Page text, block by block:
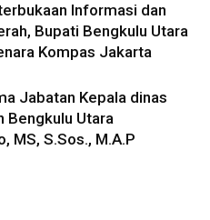
Informasi dan
Bupati Bengkulu Utara
Kompas Jakarta
Jabatan Kepala dinas
Bengkulu Utara
MS, S.Sos., M.A.P